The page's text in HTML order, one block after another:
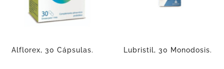
Alflorex, 30 Cápsulas. Lubristil, 30 Monodosis.